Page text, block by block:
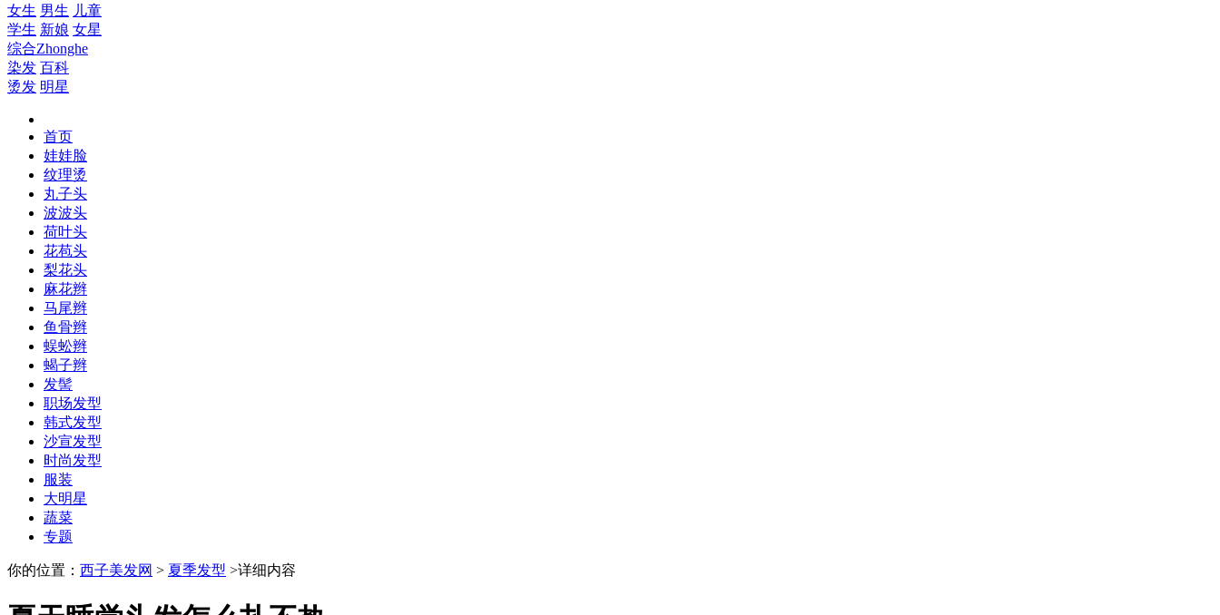
女生 男生 儿童
学生 新娘 女星
综合Zhonghe
染发 百科
烫发 明星
首页
娃娃脸
纹理烫
丸子头
波波头
荷叶头
花苞头
梨花头
麻花辫
马尾辫
鱼骨辫
蜈蚣辫
蝎子辫
发髻
职场发型
韩式发型
沙宣发型
时尚发型
服装
大明星
蔬菜
专题
你的位置： 西子美发网 > 夏季发型 >详细内容